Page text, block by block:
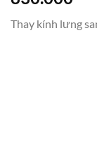
Thay kính lưng